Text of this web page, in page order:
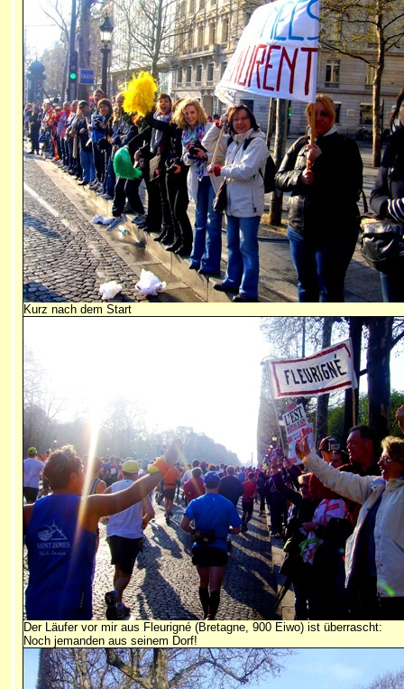
Kurz nach dem Start
Der Läufer vor mir aus Fleurigné (Bretagne, 900 Eiwo) ist überrascht:
Noch jemanden aus seinem Dorf!